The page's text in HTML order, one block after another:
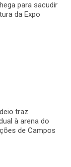
para sacudir
da Expo
traz
à arena do
de Campos